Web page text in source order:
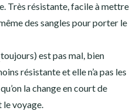
Très résistante, facile à mettre
des sangles pour porter le
toujours) est pas mal, bien
résistante et elle n’a pas les
la change en court de
le voyage.